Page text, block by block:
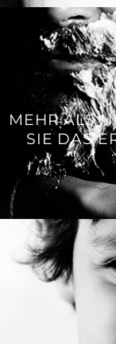
MEHR ALS
SIE DAS